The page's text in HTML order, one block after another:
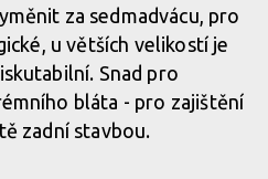
za sedmadvácu, pro
u větších velikostí je
Snad pro
bláta - pro zajištění
zadní stavbou.